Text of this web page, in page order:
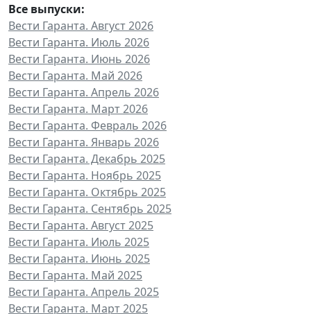
Все выпуски:
Вести Гаранта. Август 2026
Вести Гаранта. Июль 2026
Вести Гаранта. Июнь 2026
Вести Гаранта. Май 2026
Вести Гаранта. Апрель 2026
Вести Гаранта. Март 2026
Вести Гаранта. Февраль 2026
Вести Гаранта. Январь 2026
Вести Гаранта. Декабрь 2025
Вести Гаранта. Ноябрь 2025
Вести Гаранта. Октябрь 2025
Вести Гаранта. Сентябрь 2025
Вести Гаранта. Август 2025
Вести Гаранта. Июль 2025
Вести Гаранта. Июнь 2025
Вести Гаранта. Май 2025
Вести Гаранта. Апрель 2025
Вести Гаранта. Март 2025